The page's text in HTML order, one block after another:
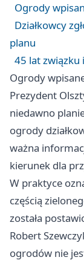
Ogrody
Działkowcy
planu
45 lat
Ogrody
Prezydent
niedawno
ogrody
ważna
kierunek dla
W praktyce
częścią
została
Robert
ogrodów nie